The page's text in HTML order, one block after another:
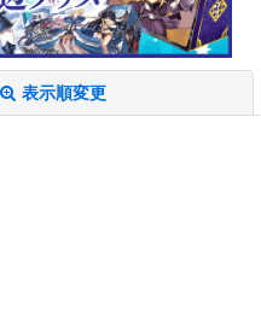
表示順変更